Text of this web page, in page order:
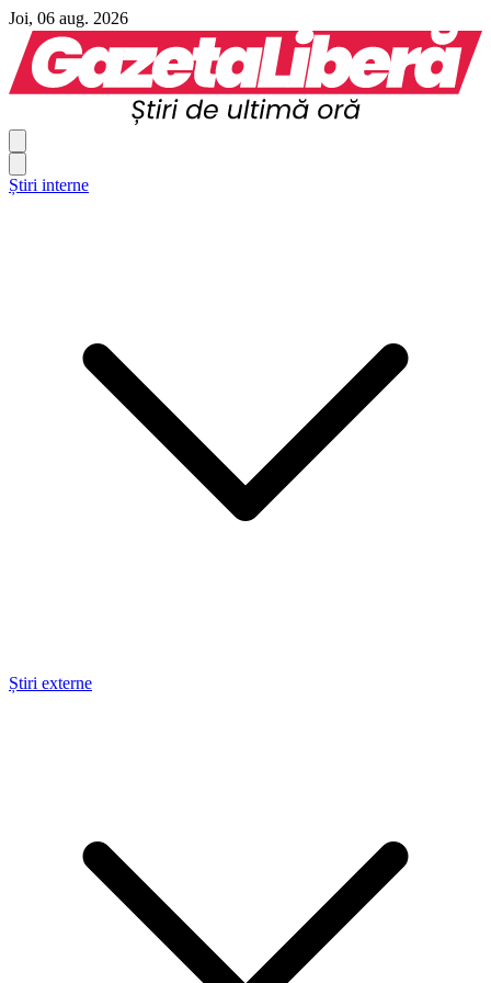
Joi, 06 aug. 2026
Știri interne
Știri externe